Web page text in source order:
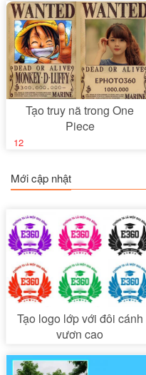
Tạo truy nã trong One
Piece
12
Mới cập nhật
Tạo logo lớp với đôi cánh
vươn cao